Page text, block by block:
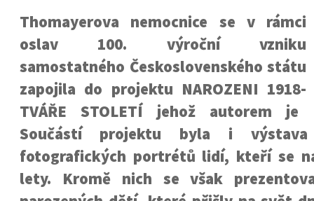
Thomayerova nemocnice se v rámci
oslav 100. výroční vzniku
samostatného Československého státu
zapojila do projektu NAROZENI 1918-
TVÁŘE STOLETÍ jehož autorem je
Součástí projektu byla i výstava
fotografických portrétů lidí, kteří se
lety. Kromě nich se však